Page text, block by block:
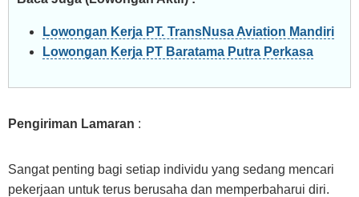
Lowongan Kerja PT. TransNusa Aviation Mandiri
Lowongan Kerja PT Baratama Putra Perkasa
Pengiriman Lamaran :
Sangat penting bagi setiap individu yang sedang mencari
pekerjaan untuk terus berusaha dan memperbaharui diri.